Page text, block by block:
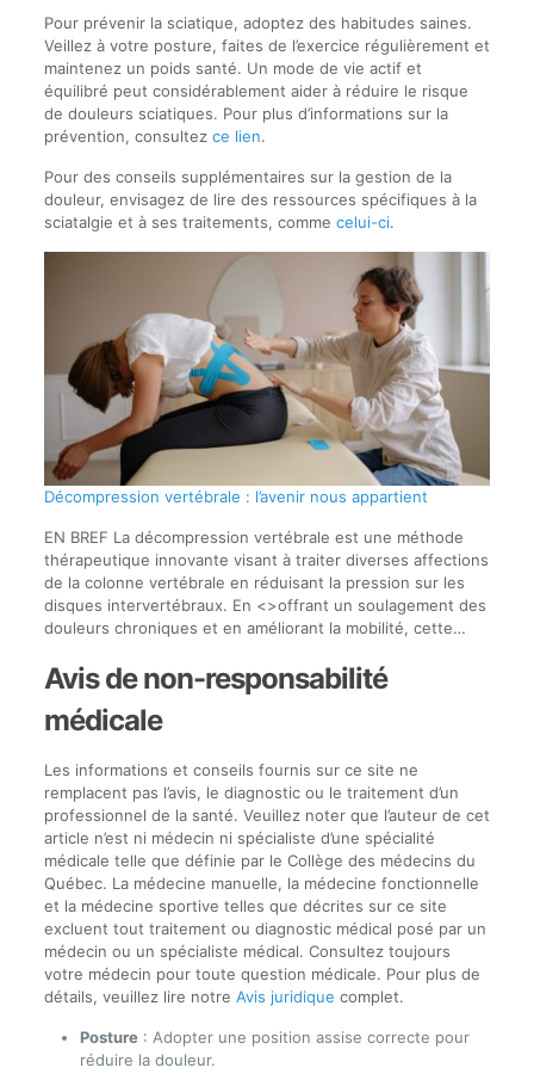
Pour prévenir la sciatique, adoptez des habitudes saines.
Veillez à votre posture, faites de l’exercice régulièrement et
maintenez un poids santé. Un mode de vie actif et
équilibré peut considérablement aider à réduire le risque
de douleurs sciatiques. Pour plus d’informations sur la
prévention, consultez ce lien.
Pour des conseils supplémentaires sur la gestion de la
douleur, envisagez de lire des ressources spécifiques à la
sciatalgie et à ses traitements, comme celui-ci.
Décompression vertébrale : l’avenir nous appartient
EN BREF La décompression vertébrale est une méthode
thérapeutique innovante visant à traiter diverses affections
de la colonne vertébrale en réduisant la pression sur les
disques intervertébraux. En <>offrant un soulagement des
douleurs chroniques et en améliorant la mobilité, cette…
Avis de non-responsabilité
médicale
Les informations et conseils fournis sur ce site ne
remplacent pas l’avis, le diagnostic ou le traitement d’un
professionnel de la santé. Veuillez noter que l’auteur de cet
article n’est ni médecin ni spécialiste d’une spécialité
médicale telle que définie par le Collège des médecins du
Québec. La médecine manuelle, la médecine fonctionnelle
et la médecine sportive telles que décrites sur ce site
excluent tout traitement ou diagnostic médical posé par un
médecin ou un spécialiste médical. Consultez toujours
votre médecin pour toute question médicale. Pour plus de
détails, veuillez lire notre Avis juridique complet.
Posture: Adopter une position assise correcte pour
réduire la douleur.